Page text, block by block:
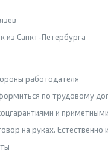
из Санкт-Петербурга
работодателя
по трудовому
и
на руках. Естественно